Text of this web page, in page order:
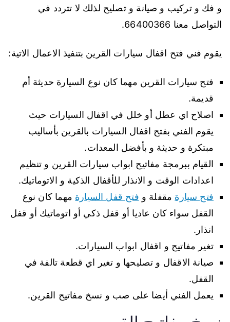
و فك و تركيب و صيانة و تصليح لذلك لا تتردد في
التواصل معنا 66400366.
يقوم فني فتح اقفال سيارات القرين بتنفيذ الاعمال الاتية:
فتح سيارات القرين مهما كان نوع السيارة حديثة أم
قديمة.
اصلاح اي عطل أو خلل في اقفال السيارات حيث
يقوم الفني بفتح اقفال السيارات بالقرين بأساليب
مبتكرة و حديثة و بأفضل المعدات.
القيام ببرمجة مفاتيح ابواب سيارات القرين و تنظيم
اعدادات الوقت و الانذار للأقفال الذكية و الاتوماتيك.
فتح سيارة مقفلة و فتح قفل السيارة مهما كان نوع
القفل سواء كان عاديا أو قفل ذكي أو اتوماتيك أو قفل
انذار.
تغير مفاتيح و اقفال ابواب السيارات.
صيانة الاقفال و تصليحها و تغير اي قطعة تالفة في
القفل.
يعمل الفني أيضا على صب و نسخ مفاتيح القرين.